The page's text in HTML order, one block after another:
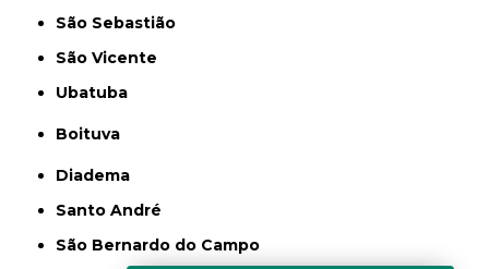
São Sebastião
São Vicente
Ubatuba
Boituva
Diadema
Santo André
São Bernardo do Campo